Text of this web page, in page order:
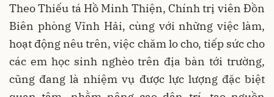
Theo Thiếu tá Hồ Minh Thiện, Chính trị viên Đồn
Biên phòng Vĩnh Hải, cùng với những việc làm,
hoạt động nêu trên, việc chăm lo cho, tiếp sức cho
các em học sinh nghèo trên địa bàn tới trường,
cũng đang là nhiệm vụ được lực lượng đặc biệt